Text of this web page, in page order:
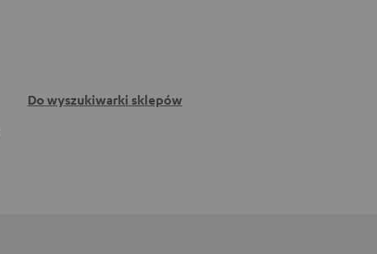
Do wyszukiwarki sklepów